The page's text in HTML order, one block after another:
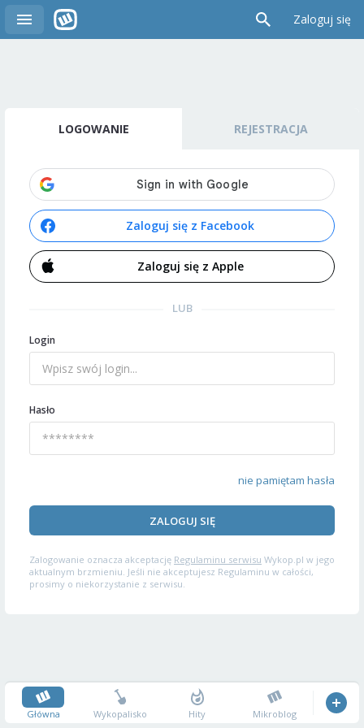
Zaloguj się
LOGOWANIE REJESTRACJA
Zaloguj się z Facebook
Zaloguj się z Apple
LUB
Login
Hasło
nie pamiętam hasła
ZALOGUJ SIĘ
Zalogowanie oznacza akceptację Regulaminu serwisu Wykop.pl w jego
aktualnym brzmieniu. Jeśli nie akceptujesz Regulaminu w całości,
prosimy o niekorzystanie z serwisu.
Główna Wykopalisko Hity Mikroblog